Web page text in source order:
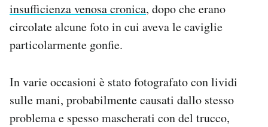
insufficienza venosa cronica, dopo che erano
circolate alcune foto in cui aveva le caviglie
particolarmente gonfie.
In varie occasioni è stato fotografato con lividi
sulle mani, probabilmente causati dallo stesso
problema e spesso mascherati con del trucco,